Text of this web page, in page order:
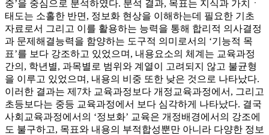
중’을 중심으로 분석하였다. 분석 결과, 목표는 지식과 가치ㆍ
태도는 소홀한 반면, 정보화 현상을 이해하는데 필요한 기초
자료로서 그리고 이를 활용하는 능력을 통해 합리적 의사결정
과 문제해결능력을 함양하는 도구적 의미로서의 ‘기능적 목
표’를 보다 강조하고 있었으며, 내용요소의 체계는 교육과정
간의, 학년별, 과목별로 범위와 계열이 고려되지 않고 불균형
을 이루고 있었으며, 내용의 비중 또한 낮은 것으로 나타났다.
이러한 결과는 제7차 교육과정보다 개정교육과정에서, 그리고
초등보다는 중등 교육과정에서 보다 심각하게 나타났다. 결국
사회교육과정에서의 ‘정보화’ 교육은 개정배경에서의 강조에
도 불구하고, 목표와 내용의 부적합성뿐만 아니라 다양한 정보